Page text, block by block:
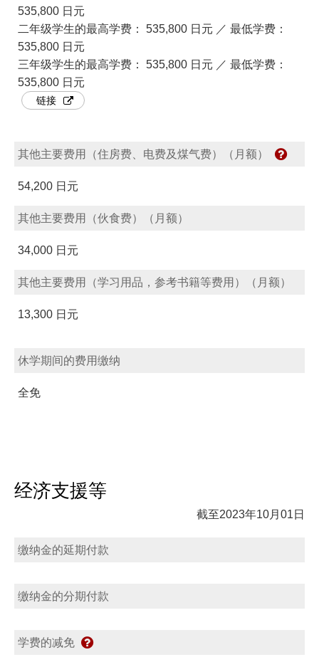
535,800 日元
二年级学生的最高学费： 535,800 日元 ／ 最低学费：
535,800 日元
三年级学生的最高学费： 535,800 日元 ／ 最低学费：
535,800 日元
链接
其他主要费用（住房费、电费及煤气费）（月额）
54,200 日元
其他主要费用（伙食费）（月额）
34,000 日元
其他主要费用（学习用品，参考书籍等费用）（月额）
13,300 日元
休学期间的费用缴纳
全免
经济支援等
截至2023年10月01日
缴纳金的延期付款
缴纳金的分期付款
学费的减免